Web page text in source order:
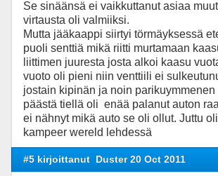
Se sinäänsä ei vaikkuttanut asiaa
virtausta oli valmiiksi.
Mutta jääkaappi siirtyi törmäyksessä
puoli senttiä mikä riitti murtamaan
liittimen juuresta josta alkoi kaasu
vuoto oli pieni niin venttiili ei
jostain kipinän ja noin parikuymmenen
päästä tiellä oli enää palanut auton
ei nähnyt mikä auto se oli ollut. Juttu
kampeer wereld lehdessä
#5 kirjoittanut Duster 20 Oct 2011